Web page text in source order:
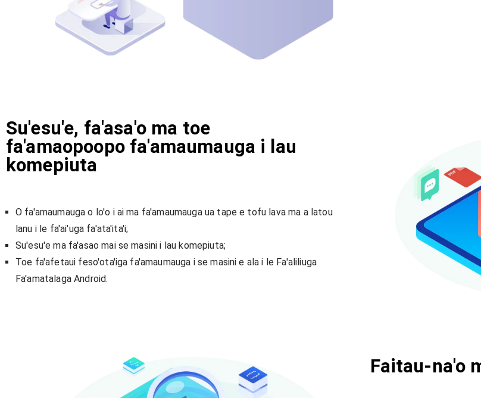
Su'esu'e, fa'asa'o ma toe
fa'amaopoopo fa'amaumauga i lau
komepiuta
O fa'amaumauga o lo'o i ai ma fa'amaumauga ua tape e tofu lava ma a latou
lanu i le fa'ai'uga fa'ata'ita'i;
Su'esu'e ma fa'asao mai se masini i lau komepiuta;
Toe fa'afetaui feso'ota'iga fa'amaumauga i se masini e ala i le Fa'aliliuga
Fa'amatalaga Android.
Faitau-na'o